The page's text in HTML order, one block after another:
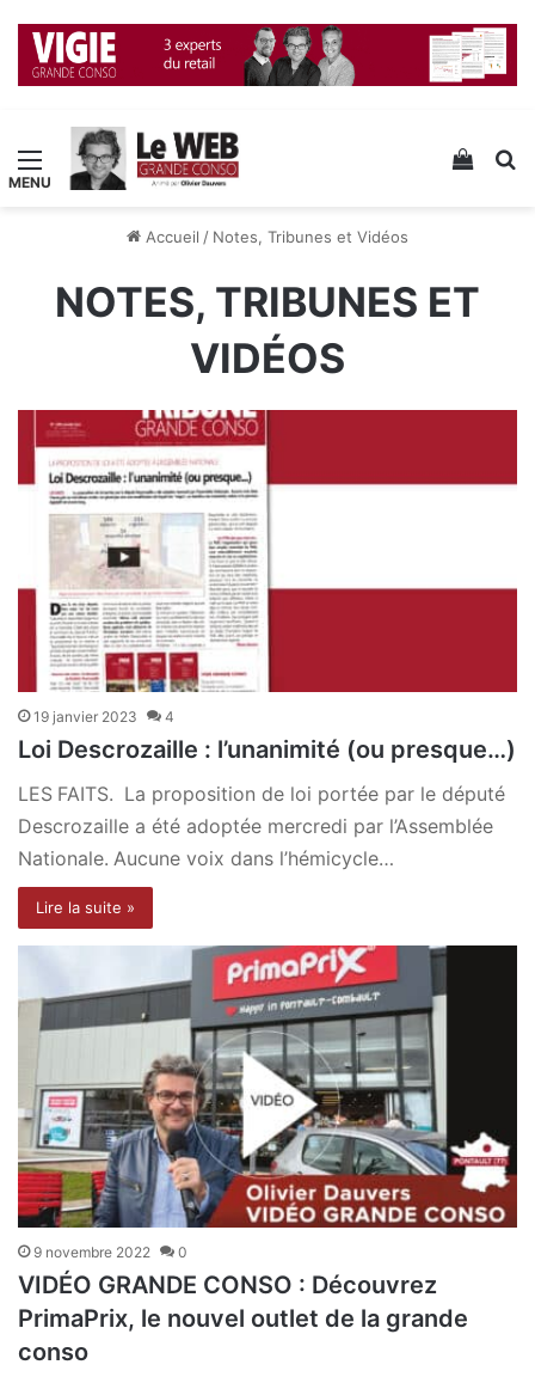
Menu Voir
Accueil / Notes, Tribunes et Vidéos
NOTES, TRIBUNES ET
VIDÉOS
19 janvier 2023 4
Loi Descrozaille : l’unanimité (ou presque…)
LES FAITS. La proposition de loi portée par le député
Descrozaille a été adoptée mercredi par l’Assemblée
Nationale. Aucune voix dans l’hémicycle…
Lire la suite »
9 novembre 2022 0
VIDÉO GRANDE CONSO : Découvrez
PrimaPrix, le nouvel outlet de la grande
conso